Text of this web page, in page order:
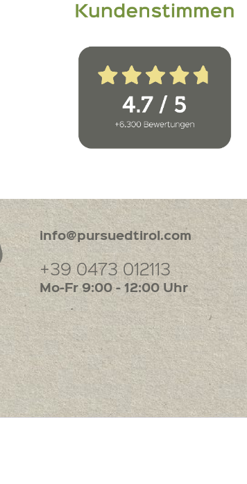
info@pursuedtirol.com
+39 0473 012113
Mo-Fr 9:00 - 12:00 Uhr